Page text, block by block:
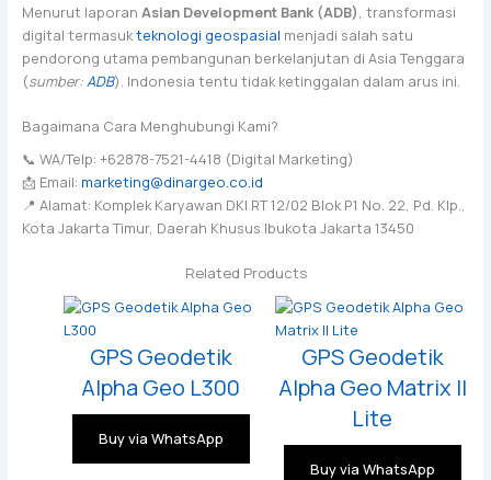
Menurut laporan Asian Development Bank (ADB), transformasi
digital termasukteknologi geospasial menjadi salah satu
pendorong utama pembangunan berkelanjutan di Asia Tenggara
(sumber:ADB). Indonesia tentu tidak ketinggalan dalam arus ini.
Bagaimana Cara Menghubungi Kami?
📞 WA/Telp: +62878-7521-4418 (Digital Marketing)
📩 Email: marketing@dinargeo.co.id
📍 Alamat: Komplek Karyawan DKI RT 12/02 Blok P1 No. 22, Pd. Klp.,
Kota Jakarta Timur, Daerah Khusus Ibukota Jakarta 13450
Related Products
GPS Geodetik
Alpha Geo L300
Buy via WhatsApp
GPS Geodetik
Alpha Geo Matrix II
Lite
Buy via WhatsApp